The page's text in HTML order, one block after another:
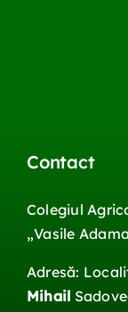
Contact
Colegiul
„Vasile
Adresă:
Mihail